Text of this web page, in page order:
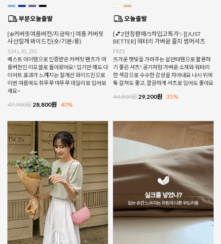
[❄️커버핏여름버전/지금딱!] 여름 커버핏
사선절개 와이드진(숏/기본/롱)
S,M,L,XL,2XL
베스트 아이템으로 인증받은 커버핏 팬츠가 여
름버전인 리오셀로 돌아왔어요! 입기만 해도 다
이어트 효과가 느껴지는 절개선 와이드진으로
이번 여름에도 휘뚜루 마뚜루 데일리로 입어보
세요~
47,900원 28,800원 40%
[💕2만장판매/5차입고특가✨][JUST
BETTER] 워터리 가벼운 줄지 썸머셔츠
FREE
뜨거운 햇빛을 가려주는 살안타템으로 활용하
기 좋은 셔츠! 공기처럼 가벼운 소재와 워터리
한 색감으로 수수한 감성을 자아내요 나시 위에
툭 걸쳐도 좋고, 깔끔하게 셔츠로 입어도 좋아요
44,800원 29,200원 35%